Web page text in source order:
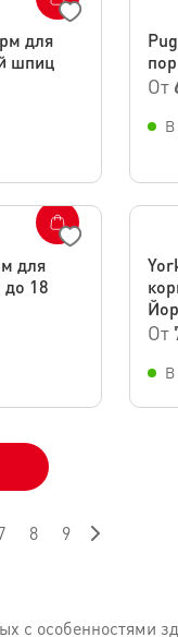
для
шпиц
От
В
для
18
От
В
8 9
с особенностями